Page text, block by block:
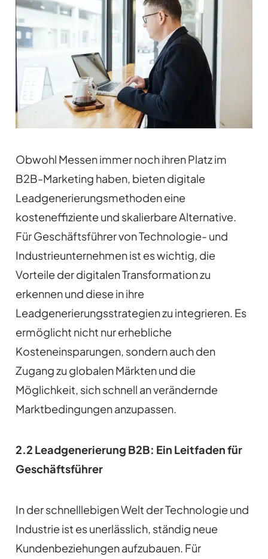
Obwohl Messen immer noch ihren Platz im
B2B-Marketing haben, bieten digitale
Leadgenerierungsmethoden eine
kosteneffiziente und skalierbare Alternative.
Für Geschäftsführer von Technologie- und
Industrieunternehmen ist es wichtig, die
Vorteile der digitalen Transformation zu
erkennen und diese in ihre
Leadgenerierungsstrategien zu integrieren. Es
ermöglicht nicht nur erhebliche
Kosteneinsparungen, sondern auch den
Zugang zu globalen Märkten und die
Möglichkeit, sich schnell an verändernde
Marktbedingungen anzupassen.
2.2 Leadgenerierung B2B: Ein Leitfaden für
Geschäftsführer
In der schnelllebigen Welt der Technologie und
Industrie ist es unerlässlich, ständig neue
Kundenbeziehungen aufzubauen. Für